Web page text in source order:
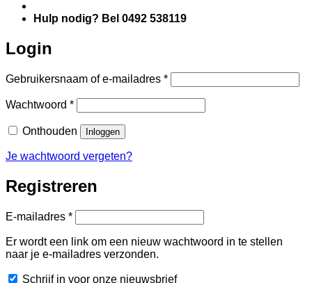
Hulp nodig? Bel 0492 538119
Login
Gebruikersnaam of e-mailadres *Vereist
Wachtwoord *Vereist
Onthouden Inloggen
Je wachtwoord vergeten?
Registreren
E-mailadres *Vereist
Er wordt een link om een nieuw wachtwoord in te stellen
naar je e-mailadres verzonden.
Schrijf in voor onze nieuwsbrief